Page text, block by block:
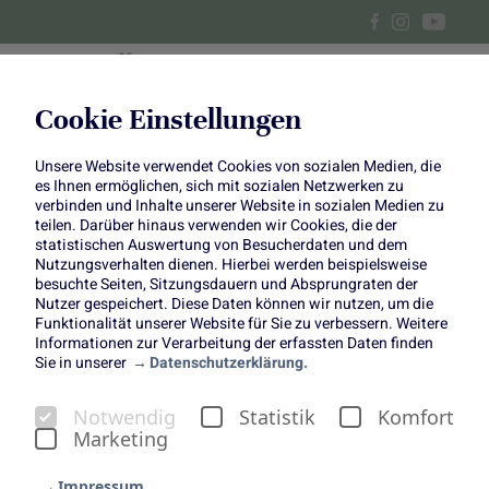
Cookie Einstellungen
Unsere Website verwendet Cookies von sozialen Medien, die
es Ihnen ermöglichen, sich mit sozialen Netzwerken zu
verbinden und Inhalte unserer Website in sozialen Medien zu
teilen. Darüber hinaus verwenden wir Cookies, die der
statistischen Auswertung von Besucherdaten und dem
Nutzungsverhalten dienen. Hierbei werden beispielsweise
besuchte Seiten, Sitzungsdauern und Absprungraten der
Nutzer gespeichert. Diese Daten können wir nutzen, um die
Funktionalität unserer Website für Sie zu verbessern. Weitere
Informationen zur Verarbeitung der erfassten Daten finden
Sie in unserer
Datenschutzerklärung.
Notwendig Statistik
Komfort
Marketing
Veganes Blumenkohl Curry
aus dem Backofen
Blumenkohl steht hier im Mittelpunkt, denn er ist ein
echtes Power-Gemüse: Er liefert reichlich Vitamin C,
Kalium und sekundäre Pflanzenstoffe, die den Körper
stärken und schützen.
Dieses vegane Blumenkohl-Curry von